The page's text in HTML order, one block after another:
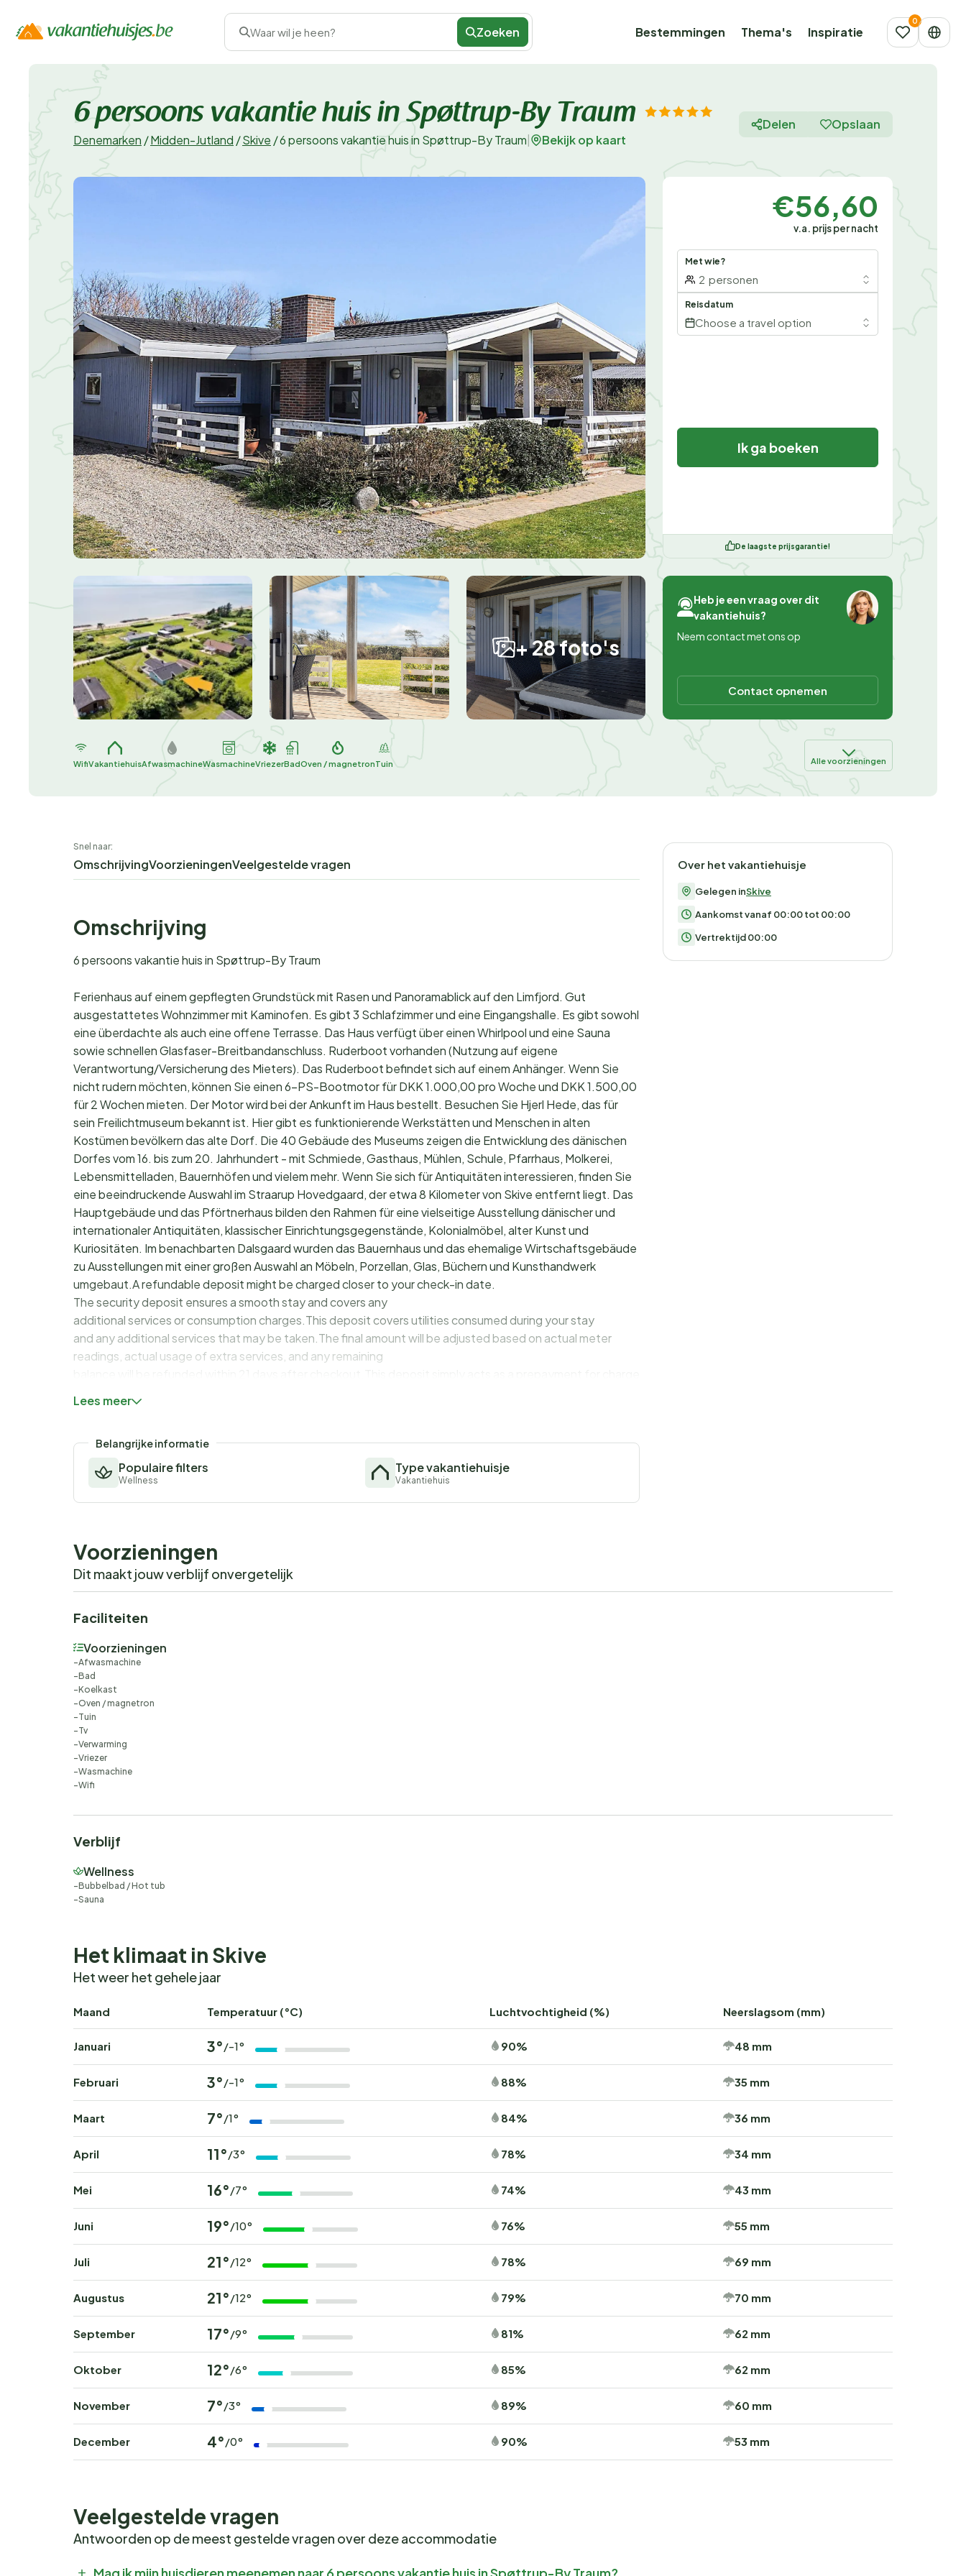
Waar wil je heen? Zoeken Bestemmingen Thema's Inspiratie
6 persoons vakantie huis in Spøttrup-By Traum
Denemarken /Midden-Jutland /Skive /6 persoons vakantie huis in Spøttrup-By Traum Bekijk op kaart
Delen Opslaan
+ 28 foto's
€56,60
v.a. prijs per nacht
Met wie?
2 personen
Reisdatum
Choose a travel option
Ik ga boeken
De laagste prijsgarantie!
Heb je een vraag over dit
vakantiehuis?
Neem contact met ons op
Contact opnemen
WifiVakantiehuisAfwasmachineWasmachineVriezerBadOven / magnetronTuin Alle voorzieningen
Snel naar:
OmschrijvingVoorzieningenVeelgestelde vragen
Omschrijving
6 persoons vakantie huis in Spøttrup-By Traum
Ferienhaus auf einem gepflegten Grundstück mit Rasen und Panoramablick auf den Limfjord. Gut
ausgestattetes Wohnzimmer mit Kaminofen. Es gibt 3 Schlafzimmer und eine Eingangshalle. Es gibt sowohl
eine überdachte als auch eine offene Terrasse. Das Haus verfügt über einen Whirlpool und eine Sauna
sowie schnellen Glasfaser-Breitbandanschluss. Ruderboot vorhanden (Nutzung auf eigene
Verantwortung/Versicherung des Mieters). Das Ruderboot befindet sich auf einem Anhänger. Wenn Sie
nicht rudern möchten, können Sie einen 6-PS-Bootmotor für DKK 1.000,00 pro Woche und DKK 1.500,00
für 2 Wochen mieten. Der Motor wird bei der Ankunft im Haus bestellt. Besuchen Sie Hjerl Hede, das für
sein Freilichtmuseum bekannt ist. Hier gibt es funktionierende Werkstätten und Menschen in alten
Kostümen bevölkern das alte Dorf. Die 40 Gebäude des Museums zeigen die Entwicklung des dänischen
Dorfes vom 16. bis zum 20. Jahrhundert - mit Schmiede, Gasthaus, Mühlen, Schule, Pfarrhaus, Molkerei,
Lebensmittelladen, Bauernhöfen und vielem mehr. Wenn Sie sich für Antiquitäten interessieren, finden Sie
eine beeindruckende Auswahl im Straarup Hovedgaard, der etwa 8 Kilometer von Skive entfernt liegt. Das
Hauptgebäude und das Pförtnerhaus bilden den Rahmen für eine vielseitige Ausstellung dänischer und
internationaler Antiquitäten, klassischer Einrichtungsgegenstände, Kolonialmöbel, alter Kunst und
Kuriositäten. Im benachbarten Dalsgaard wurden das Bauernhaus und das ehemalige Wirtschaftsgebäude
zu Ausstellungen mit einer großen Auswahl an Möbeln, Porzellan, Glas, Büchern und Kunsthandwerk
umgebaut.A refundable deposit might be charged closer to your check-in date.
The security deposit ensures a smooth stay and covers any
additional services or consumption charges.This deposit covers utilities consumed during your stay
and any additional services that may be taken.The final amount will be adjusted based on actual meter
readings, actual usage of extra services, and any remaining
Lees meer
Belangrijke informatie
Populaire filters
Wellness
Type vakantiehuisje
Vakantiehuis
Over het vakantiehuisje
Gelegen inSkive
Aankomst vanaf 00:00 tot 00:00
Vertrektijd 00:00
Voorzieningen
Dit maakt jouw verblijf onvergetelijk
Faciliteiten
Voorzieningen
Afwasmachine
Bad
Koelkast
Oven / magnetron
Tuin
Tv
Verwarming
Vriezer
Wasmachine
Wifi
Verblijf
Wellness
Bubbelbad / Hot tub
Sauna
Het klimaat in Skive
Het weer het gehele jaar
Maand Temperatuur (°C) Luchtvochtigheid (%) Neerslagsom (mm)
Januari 3°/-1° 90% 48 mm
Februari 3°/-1° 88% 35 mm
Maart 7°/1° 84% 36 mm
April 11°/3° 78% 34 mm
Mei 16°/7° 74% 43 mm
Juni 19°/10° 76% 55 mm
Juli 21°/12° 78% 69 mm
Augustus 21°/12° 79% 70 mm
September 17°/9° 81% 62 mm
Oktober 12°/6° 85% 62 mm
November 7°/3° 89% 60 mm
December 4°/0° 90% 53 mm
Veelgestelde vragen
Antwoorden op de meest gestelde vragen over deze accommodatie